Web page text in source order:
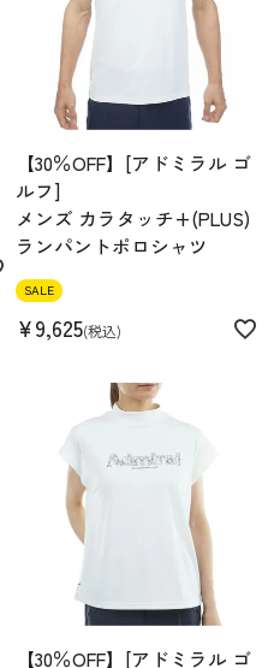
【30％OFF】[アドミラル ゴ
ルフ]
メンズ カラタッチ+(PLUS)
ランパントポロシャツ
SALE
¥9,625 税込
【30％OFF】[アドミラル ゴ